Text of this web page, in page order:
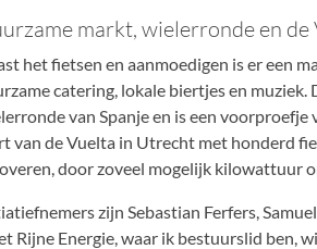
markt, wielerronde en de
het fietsen en aanmoedigen is er een
catering, lokale biertjes en
van Spanje en is een
van de Vuelta in Utrecht met honderd
door zoveel mogelijk kilowattuur
zijn Sebastian Ferfers,
Rijne Energie, waar ik bestuurslid ben,